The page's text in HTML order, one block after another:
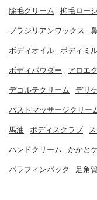
除毛クリーム 抑毛ロー
ブラジリアンワックス
ボディオイル ボディミ
ボディパウダー アロエ
デコルテクリーム デリ
バストマッサージクリー
馬油 ボディスクラブ
ハンドクリーム かかと
パラフィンパック 足角